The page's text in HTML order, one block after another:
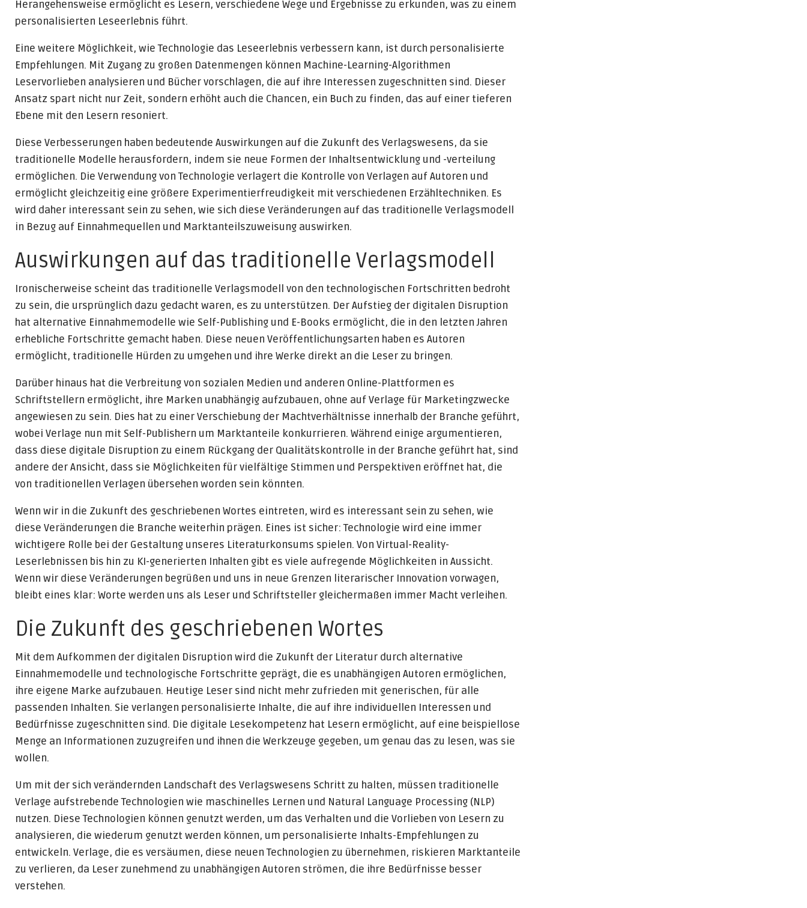
Herangehensweise ermöglicht es Lesern, verschiedene Wege und Ergebnisse zu erkunden, was zu einem
personalisierten Leseerlebnis führt.
Eine weitere Möglichkeit, wie Technologie das Leseerlebnis verbessern kann, ist durch personalisierte
Empfehlungen. Mit Zugang zu großen Datenmengen können Machine-Learning-Algorithmen
Leservorlieben analysieren und Bücher vorschlagen, die auf ihre Interessen zugeschnitten sind. Dieser
Ansatz spart nicht nur Zeit, sondern erhöht auch die Chancen, ein Buch zu finden, das auf einer tieferen
Ebene mit den Lesern resoniert.
Diese Verbesserungen haben bedeutende Auswirkungen auf die Zukunft des Verlagswesens, da sie
traditionelle Modelle herausfordern, indem sie neue Formen der Inhaltsentwicklung und -verteilung
ermöglichen. Die Verwendung von Technologie verlagert die Kontrolle von Verlagen auf Autoren und
ermöglicht gleichzeitig eine größere Experimentierfreudigkeit mit verschiedenen Erzähltechniken. Es
wird daher interessant sein zu sehen, wie sich diese Veränderungen auf das traditionelle Verlagsmodell
in Bezug auf Einnahmequellen und Marktanteilszuweisung auswirken.
Auswirkungen auf das traditionelle Verlagsmodell
Ironischerweise scheint das traditionelle Verlagsmodell von den technologischen Fortschritten bedroht
zu sein, die ursprünglich dazu gedacht waren, es zu unterstützen. Der Aufstieg der digitalen Disruption
hat alternative Einnahmemodelle wie Self-Publishing und E-Books ermöglicht, die in den letzten Jahren
erhebliche Fortschritte gemacht haben. Diese neuen Veröffentlichungsarten haben es Autoren
ermöglicht, traditionelle Hürden zu umgehen und ihre Werke direkt an die Leser zu bringen.
Darüber hinaus hat die Verbreitung von sozialen Medien und anderen Online-Plattformen es
Schriftstellern ermöglicht, ihre Marken unabhängig aufzubauen, ohne auf Verlage für Marketingzwecke
angewiesen zu sein. Dies hat zu einer Verschiebung der Machtverhältnisse innerhalb der Branche geführt,
wobei Verlage nun mit Self-Publishern um Marktanteile konkurrieren. Während einige argumentieren,
dass diese digitale Disruption zu einem Rückgang der Qualitätskontrolle in der Branche geführt hat, sind
andere der Ansicht, dass sie Möglichkeiten für vielfältige Stimmen und Perspektiven eröffnet hat, die
von traditionellen Verlagen übersehen worden sein könnten.
Wenn wir in die Zukunft des geschriebenen Wortes eintreten, wird es interessant sein zu sehen, wie
diese Veränderungen die Branche weiterhin prägen. Eines ist sicher: Technologie wird eine immer
wichtigere Rolle bei der Gestaltung unseres Literaturkonsums spielen. Von Virtual-Reality-
Leserlebnissen bis hin zu KI-generierten Inhalten gibt es viele aufregende Möglichkeiten in Aussicht.
Wenn wir diese Veränderungen begrüßen und uns in neue Grenzen literarischer Innovation vorwagen,
bleibt eines klar: Worte werden uns als Leser und Schriftsteller gleichermaßen immer Macht verleihen.
Die Zukunft des geschriebenen Wortes
Mit dem Aufkommen der digitalen Disruption wird die Zukunft der Literatur durch alternative
Einnahmemodelle und technologische Fortschritte geprägt, die es unabhängigen Autoren ermöglichen,
ihre eigene Marke aufzubauen. Heutige Leser sind nicht mehr zufrieden mit generischen, für alle
passenden Inhalten. Sie verlangen personalisierte Inhalte, die auf ihre individuellen Interessen und
Bedürfnisse zugeschnitten sind. Die digitale Lesekompetenz hat Lesern ermöglicht, auf eine beispiellose
Menge an Informationen zuzugreifen und ihnen die Werkzeuge gegeben, um genau das zu lesen, was sie
wollen.
Um mit der sich verändernden Landschaft des Verlagswesens Schritt zu halten, müssen traditionelle
Verlage aufstrebende Technologien wie maschinelles Lernen und Natural Language Processing (NLP)
nutzen. Diese Technologien können genutzt werden, um das Verhalten und die Vorlieben von Lesern zu
analysieren, die wiederum genutzt werden können, um personalisierte Inhalts-Empfehlungen zu
entwickeln. Verlage, die es versäumen, diese neuen Technologien zu übernehmen, riskieren Marktanteile
zu verlieren, da Leser zunehmend zu unabhängigen Autoren strömen, die ihre Bedürfnisse besser
verstehen.